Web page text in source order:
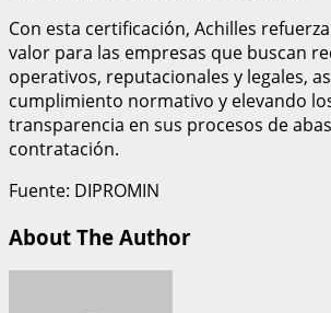
Con esta certificación, Achilles
valor para las empresas que buscan
operativos, reputacionales y legales,
cumplimiento normativo y elevando
transparencia en sus procesos de
contratación.
Fuente: DIPROMIN
About The Author